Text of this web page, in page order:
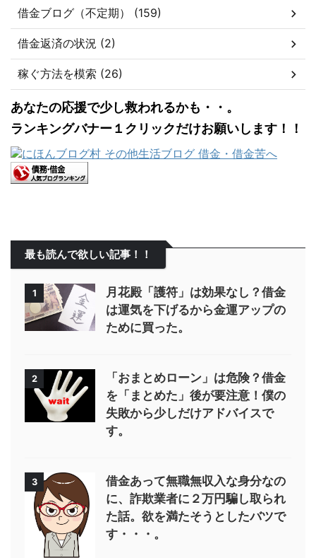
借金ブログ（不定期） (159)
借金返済の状況 (2)
稼ぐ方法を模索 (26)
あなたの応援で少し救われるかも・・。
ランキングバナー１クリックだけお願いします！！
最も読んで欲しい記事！！
1
月花殿「護符」は効果なし？借金
は運気を下げるから金運アップの
ために買った。
2
「おまとめローン」は危険？借金
を「まとめた」後が要注意！僕の
失敗から少しだけアドバイスで
す。
3
借金あって無職無収入な身分なの
に、詐欺業者に２万円騙し取られ
た話。欲を満たそうとしたバツで
す・・・。